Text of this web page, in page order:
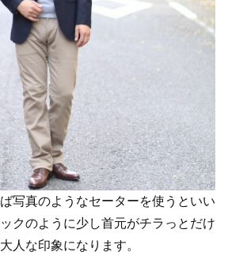
写真のようなセーターを使うといい
クのように少し首元がチラっとだけ
人な印象になります。